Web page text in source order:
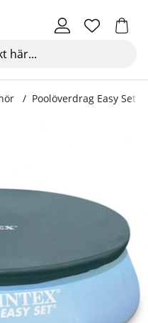
Poolöverdrag Easy Set
Set